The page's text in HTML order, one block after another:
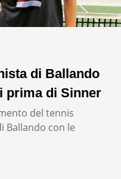
di Ballando
prima di Sinner
del tennis
Ballando con le